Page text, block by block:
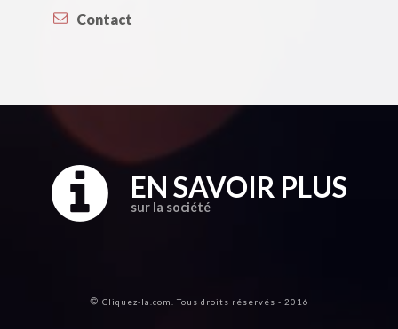
Contact
EN SAVOIR PLUS
sur la société
Cliquez-la.com. Tous droits réservés - 2016